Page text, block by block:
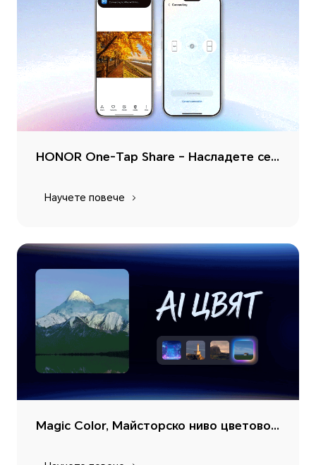
HONOR One-Tap Share – Насладете се на неограничена смарт свързаност
Научете повече
Magic Color, Майсторско ниво цветово настройване само с едно докосване